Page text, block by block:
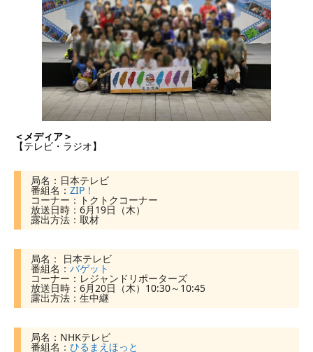
＜メディア＞
【テレビ・ラジオ】
局名：日本テレビ
番組名：ZIP！
コーナー：トクトクコーナー
放送日時：6月19日（木）
露出方法：取材
局名： 日本テレビ
番組名： バゲット
コーナー：レジャンドリポーターズ
放送日時：6月20日（木）10:30～10:45
露出方法：生中継
局名：NHKテレビ
番組名： ひるまえほっと